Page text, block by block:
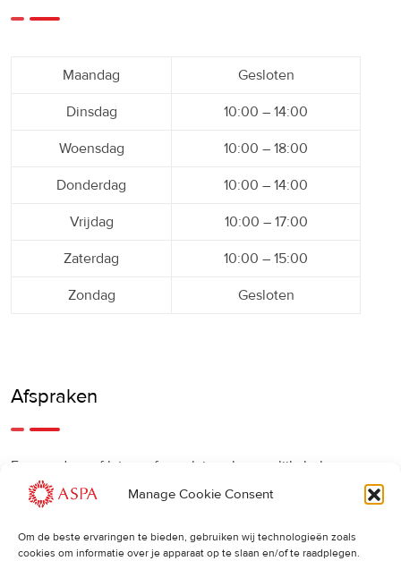
Manage Cookie Consent
Om de beste ervaringen te bieden, gebruiken wij technologieën zoals
cookies om informatie over je apparaat op te slaan en/of te raadplegen.
Maandag Gesloten
Dinsdag 10:00 – 14:00
Woensdag 10:00 – 18:00
Donderdag 10:00 – 14:00
Vrijdag 10:00 – 17:00
Zaterdag 10:00 – 15:00
Zondag Gesloten
Afspraken
Een eerdere of latere afspraak is ook mogelijk, bel ons
gerust.
Cancellations: